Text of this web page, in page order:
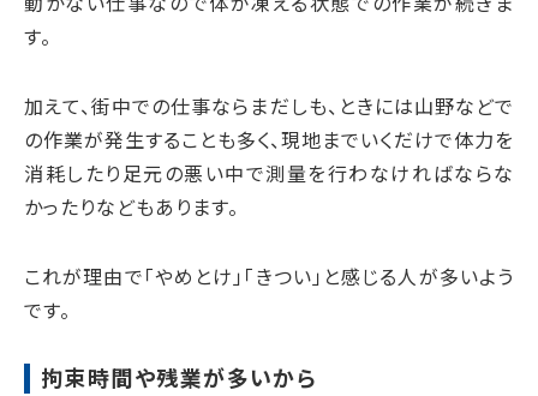
す。
加えて、街中での仕事ならまだしも、ときには山野などで
の作業が発生することも多く、現地までいくだけで体力を
消耗したり足元の悪い中で測量を行わなければならな
かったりなどもあります。
これが理由で「やめとけ」「きつい」と感じる人が多いよう
です。
拘束時間や残業が多いから